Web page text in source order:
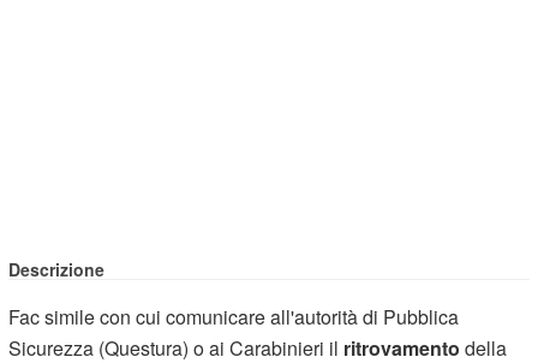
Descrizione
Fac simile con cui comunicare all'autorità di Pubblica
Sicurezza (Questura) o ai Carabinieri il ritrovamentodella